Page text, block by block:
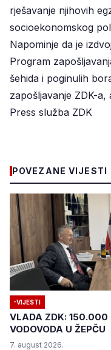
rješavanje njihovih
socioekonomskog
Napominje da je
Program
šehida i poginulih
zapošljavanje ZDK-
Press služba ZDK
POVEZANE VIJESTI
-VIJESTI
VLADA ZDK: 150.000
VODOVODA U ŽEPČU
7. august 2026.